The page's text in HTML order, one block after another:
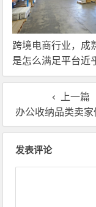
跨境电商行业，成
是怎么满足平台近
物流时效要求的？
上一篇
办公收纳品类卖家们！英国海外仓的正确打开方式
发表评论